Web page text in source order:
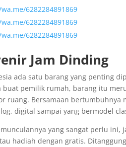
6282284891869
6282284891869
6282284891869
Jam Dinding
ada satu barang yang penting
buat pemilik rumah, barang itu
ruang. Bersamaan bertumbuhnya
digital sampai yang bermodel
yang sangat perlu
hadiah dengan gratis.